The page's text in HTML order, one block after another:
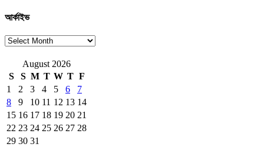
আর্কাইভ
আর্কাইভ
August 2026
S
S M T W T F
1
2 3 4 5 6
7
8
9 10 11 12 13 14
15 16 17 18 19 20 21
22 23 24 25 26 27 28
29 30 31